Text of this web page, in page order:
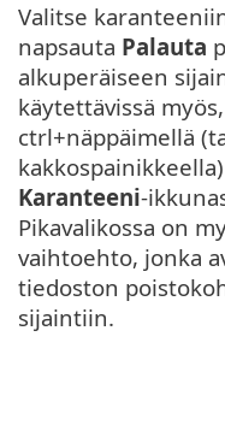
Valitse
napsauta Palauta
alkuperäiseen
käytettävissä
ctrl+näppäimellä
Karanteeni-
Pikavalikossa on
vaihtoehto, jonka
tiedoston
sijaintiin.